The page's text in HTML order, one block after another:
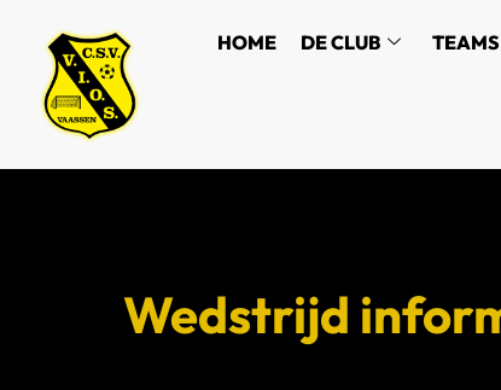
HOME DE CLUB TEAMS
Wedstrijd